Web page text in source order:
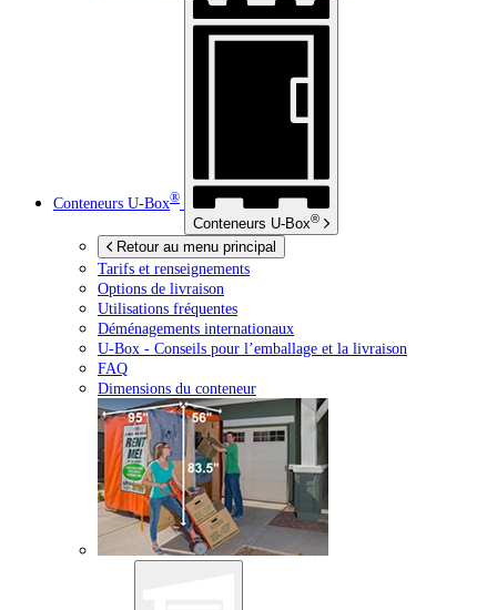
Conteneurs U-Box®
Conteneurs U-Box®
Retour au menu principal
Tarifs et renseignements
Options de livraison
Utilisations fréquentes
Déménagements internationaux
U-Box - Conseils pour l’emballage et la livraison
FAQ
Dimensions du conteneur